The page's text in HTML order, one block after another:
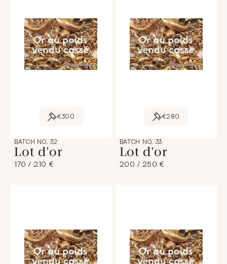
€300
BATCH NO. 32
Lot d'or
170 / 210 €
€280
BATCH NO. 33
Lot d'or
200 / 250 €